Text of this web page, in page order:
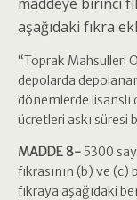
aşağıdaki fıkra
“Toprak Mahsulleri
depolarda
dönemlerde
ücretleri askı süresi
MADDE 8- 5300
fıkrasının (b) ve
fıkraya aşağıdaki